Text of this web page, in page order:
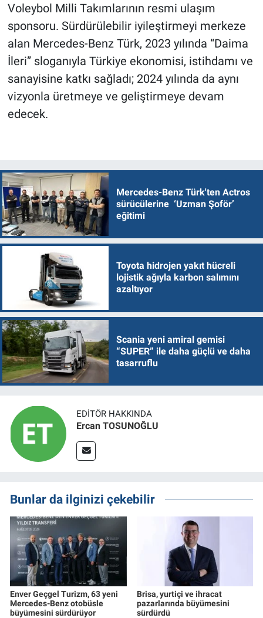
Voleybol Milli Takımlarının resmi ulaşım
sponsoru. Sürdürülebilir iyileştirmeyi merkeze
alan Mercedes-Benz Türk, 2023 yılında “Daima
İleri” sloganıyla Türkiye ekonomisi, istihdamı ve
sanayisine katkı sağladı; 2024 yılında da aynı
vizyonla üretmeye ve geliştirmeye devam
edecek.
Mercedes-Benz Türk'ten Actros
sürücülerine ‘Uzman Şoför’
eğitimi
Toyota hidrojen yakıt hücreli
lojistik ağıyla karbon salımını
azaltıyor
Scania yeni amiral gemisi
“SUPER” ile daha güçlü ve daha
tasarruflu
EDITÖR HAKKINDA
Ercan TOSUNOĞLU
Bunlar da ilginizi çekebilir
Enver Geçgel Turizm, 63 yeni
Mercedes-Benz otobüsle
büyümesini sürdürüyor
Brisa, yurtiçi ve ihracat
pazarlarında büyümesini
sürdürdü